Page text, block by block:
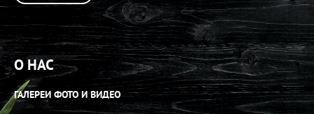
О НАС
ГАЛЕРЕИ ФОТО И ВИДЕО